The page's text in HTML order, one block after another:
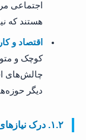
اجتماعی
هستند که
اقتصاد و
کوچک و
چالش‌های
دیگر
۱.۲. درک نیازهای بومی در پایان‌نامه